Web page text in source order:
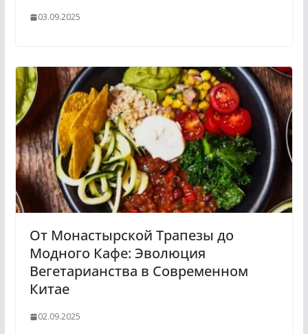
03.09.2025
От Монастырской Трапезы до
Модного Кафе: Эволюция
Вегетарианства в Современном
Китае
02.09.2025